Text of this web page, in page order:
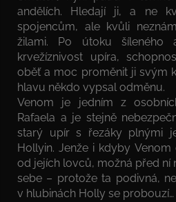
andělích. Hledají ji, a ne
spojencům, ale kvůli
žilami. Po útoku šíleného
krvežíznivost upíra,
oběť a moc proměnit ji svým
hlavu někdo vypsal odměnu.
Venom je jedním z
Rafaela a je stejně
starý upír s řezáky plnými
Hollyin. Jenže i kdyby
od jejích lovců, možná před ní
sebe – protože ta podivná,
v hlubinách Holly se